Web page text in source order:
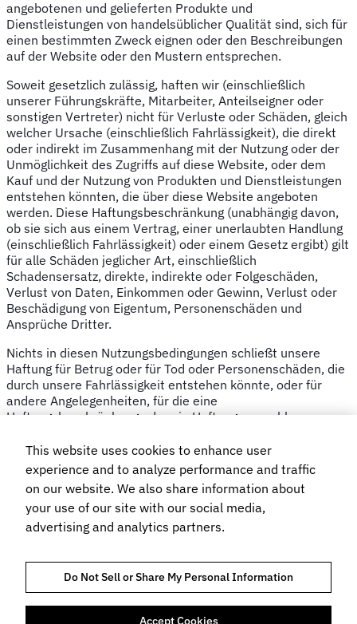
angebotenen und gelieferten Produkte und
Dienstleistungen von handelsüblicher Qualität sind, sich für
einen bestimmten Zweck eignen oder den Beschreibungen
auf der Website oder den Mustern entsprechen.
Soweit gesetzlich zulässig, haften wir (einschließlich
unserer Führungskräfte, Mitarbeiter, Anteilseigner oder
sonstigen Vertreter) nicht für Verluste oder Schäden, gleich
welcher Ursache (einschließlich Fahrlässigkeit), die direkt
oder indirekt im Zusammenhang mit der Nutzung oder der
Unmöglichkeit des Zugriffs auf diese Website, oder dem
Kauf und der Nutzung von Produkten und Dienstleistungen
entstehen könnten, die über diese Website angeboten
werden. Diese Haftungsbeschränkung (unabhängig davon,
ob sie sich aus einem Vertrag, einer unerlaubten Handlung
(einschließlich Fahrlässigkeit) oder einem Gesetz ergibt) gilt
für alle Schäden jeglicher Art, einschließlich
Schadensersatz, direkte, indirekte oder Folgeschäden,
Verlust von Daten, Einkommen oder Gewinn, Verlust oder
Beschädigung von Eigentum, Personenschäden und
Ansprüche Dritter.
Nichts in diesen Nutzungsbedingungen schließt unsere
Haftung für Betrug oder für Tod oder Personenschäden, die
durch unsere Fahrlässigkeit entstehen könnte, oder für
andere Angelegenheiten, für die eine
Haftungsbeschränkung oder ein Haftungsausschluss
Allgemein
Ein Verzicht auf unsere Rechte aus diesen
Nutzungsbedingungen ist nur in ausdrücklicher Schriftform
möglich.
Recht und werden nach diesem ausgelegt, und jede Partei
unterwirft sich unwiderruflich der ausschließlichen
Zuständigkeit der englischen Gerichte.
This website uses cookies to enhance user
experience and to analyze performance and traffic
on our website. We also share information about
your use of our site with our social media,
advertising and analytics partners.
Do Not Sell or Share My Personal Information
Accept Cookies